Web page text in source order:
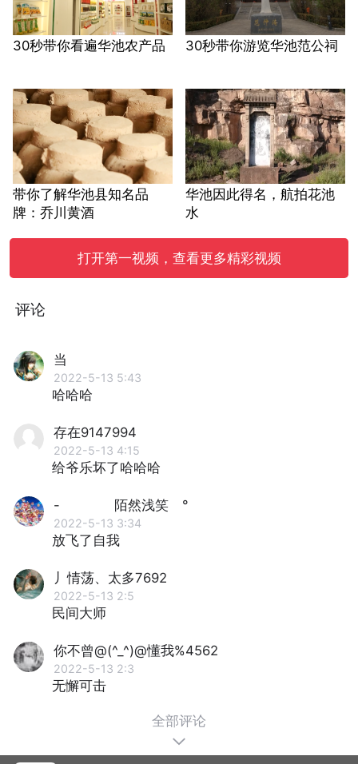
30秒带你看遍华池农产品 30秒带你游览华池范公祠
带你了解华池县知名品
牌：乔川黄酒
华池因此得名，航拍花池
水
打开第一视频，查看更多精彩视频
评论
当
2022-5-13 5:43
哈哈哈
存在9147994
2022-5-13 4:15
给爷乐坏了哈哈哈
- 陌然浅笑 °
2022-5-13 3:34
放飞了自我
丿情荡、太多7692
2022-5-13 2:5
民间大师
你不曾@(^_^)@懂我%4562
2022-5-13 2:3
无懈可击
全部评论